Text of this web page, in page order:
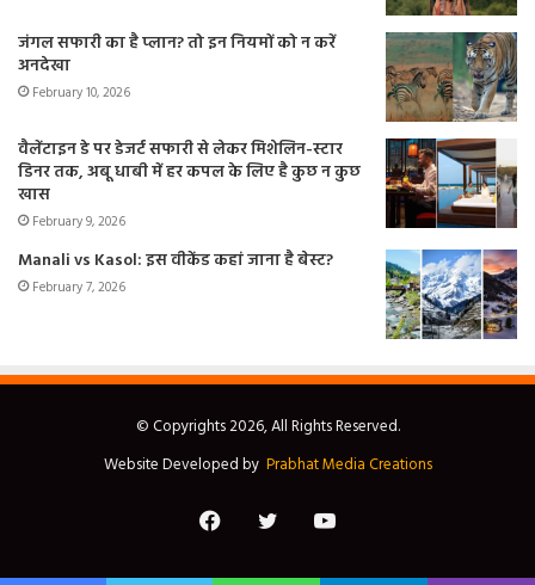
जंगल सफारी का है प्लान? तो इन नियमों को न करें
अनदेखा
February 10, 2026
वैलेंटाइन डे पर डेजर्ट सफारी से लेकर मिशेलिन-स्टार
डिनर तक, अबू धाबी में हर कपल के लिए है कुछ न कुछ
खास
February 9, 2026
Manali vs Kasol: इस वीकेंड कहां जाना है बेस्ट?
February 7, 2026
© Copyrights 2026, All Rights Reserved.
Website Developed by Prabhat Media Creations
FacebookTwitterYouTube